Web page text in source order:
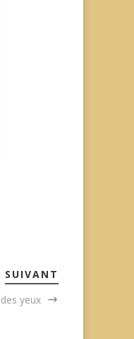
SUIVANT
yeux